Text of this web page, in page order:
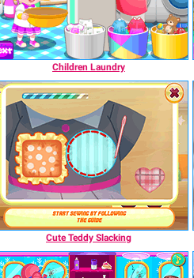
Children Laundry
Cute Teddy Slacking